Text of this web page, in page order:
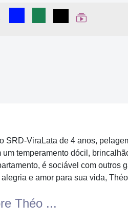
Compartilhar no Facebook
Compartilhar no
Compartilhar
Ver Web
SRD-ViraLata de 4 anos,
temperamento dócil,
é sociável com outros
e amor para sua vida,
Théo ...